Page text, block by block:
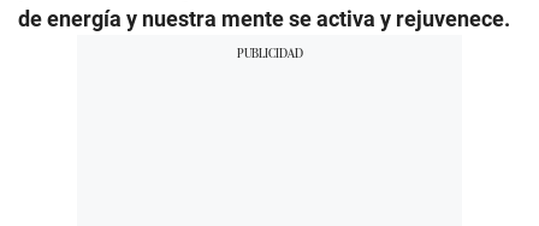
de energía y nuestra mente se activa y rejuvenece.